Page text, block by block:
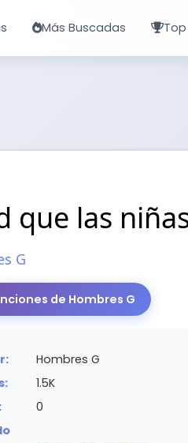
Más Buscadas Top
que las
G
de Hombres G
Hombres G
1.5K
0